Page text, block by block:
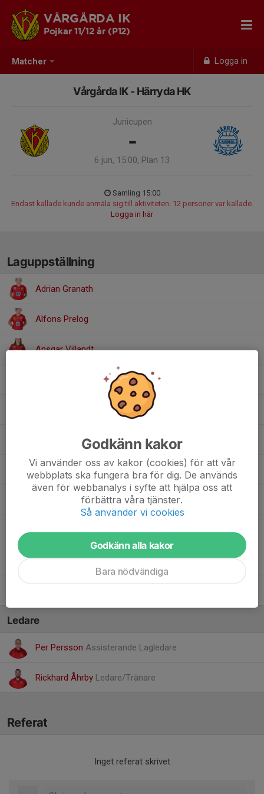
Matcher Logga in
VÅRGÅRDA IK
Pojkar 11/12 år (P12)
Vårgårda IK - Härryda HK
Junicupen
-
6 jun, 15:00, Plan 13
Samling 15:00
Endast kallade kunde anmäla sig till aktiviteten. 12 personer var kallade.
Logga in här
Laguppställning
Adrian Granath
Alfons Prelog
Ansgar Villandt
Elis Erkenborn
Elis Lundmark
Lucas Åhrby
Olle Johansson
Ossi Viljanen
Ledare
Per Persson Assisterande Lagledare
Rickhard Åhrby Ledare/Tränare
Referat
Inget referat skrivet
Godkänn kakor
Vi använder oss av kakor (cookies) för att vår
webbplats ska fungera bra för dig. De används
även för webbanalys i syfte att hjälpa oss att
förbättra våra tjänster.
Så använder vi cookies
Godkänn alla kakor
Bara nödvändiga